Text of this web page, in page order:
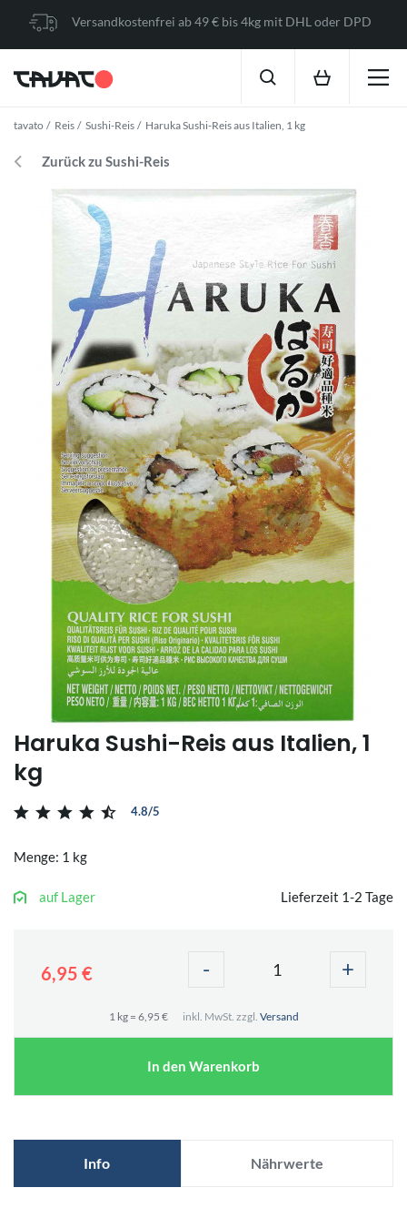
Versandkostenfrei ab 49 € bis 4kg mit DHL oder DPD
tavato Reis Sushi-Reis Haruka Sushi-Reis aus Italien, 1 kg
Zurück zu Sushi-Reis
Haruka Sushi-Reis aus Italien, 1
kg
4.8/5
Menge: 1 kg
auf Lager Lieferzeit 1-2 Tage
6,95 € - +
1 kg = 6,95 € inkl. MwSt. zzgl. Versand
In den Warenkorb
Info Nährwerte